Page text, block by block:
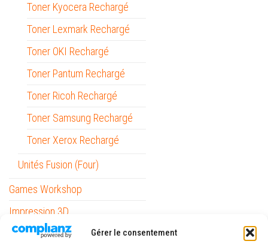
Gérer le consentement
Toner Kyocera Rechargé
Toner Lexmark Rechargé
Toner OKI Rechargé
Toner Pantum Rechargé
Toner Ricoh Rechargé
Toner Samsung Rechargé
Toner Xerox Rechargé
Unités Fusion (Four)
Games Workshop
Impression 3D
Informatique